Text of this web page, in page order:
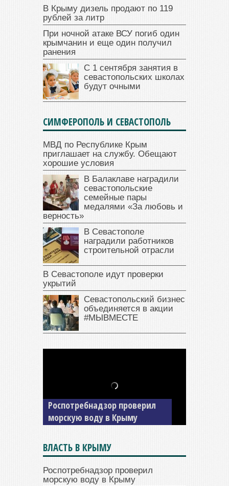
В Крыму дизель продают по 119
рублей за литр
При ночной атаке ВСУ погиб один
крымчанин и еще один получил
ранения
С 1 сентября занятия в
севастопольских школах
будут очными
СИМФЕРОПОЛЬ И СЕВАСТОПОЛЬ
МВД по Республике Крым
приглашает на службу. Обещают
хорошие условия
В Балаклаве наградили
севастопольские
семейные пары
медалями «За любовь и
верность»
В Севастополе
наградили работников
строительной отрасли
В Севастополе идут проверки
укрытий
Севастопольский бизнес
объединяется в акции
#МЫВМЕСТЕ
В Крыму у жителя Саки
изъяли автомобиль —
накопил долги по штрафам
ГИБДД
ВЛАСТЬ В КРЫМУ
Роспотребнадзор проверил
морскую воду в Крыму